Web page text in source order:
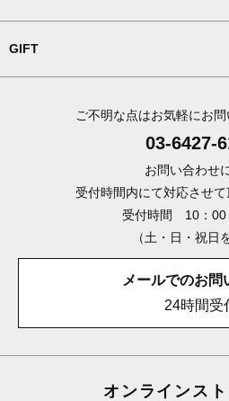
GIFT
ご不明な点はお気軽にお
03-6427-
お問い合わせ
受付時間内にて対応させて
受付時間 10：00
（土・日・祝日
メールでのお問
24時間受
オンラインス